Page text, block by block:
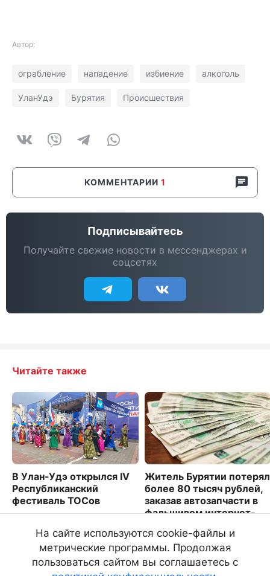
Автор:
ограбление нападение избиение алкоголь
УланУдэ Бурятия Происшествия
КОММЕНТАРИИ 1
Подписывайтесь
Получайте свежие новости в мессенджерах и
соцсетях
Читайте также
В Улан-Удэ открылся IV
Республиканский
фестиваль ТОСов
Житель Бурятии потерял
более 80 тысяч рублей,
заказав автозапчасти в
фальшивом интернет-
3490
На сайте используются cookie-файлы и
метрические программы. Продолжая
пользоваться сайтом вы соглашаетесь с